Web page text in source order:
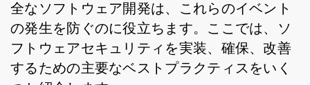
全なソフトウェア開発は、これらのイベント
の発生を防ぐのに役立ちます。ここでは、ソ
フトウェアセキュリティを実装、確保、改善
するための主要なベストプラクティスをいく